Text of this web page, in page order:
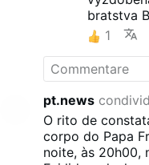
ihre
Blatt hat
die
Weiß,
Ich frage
ebenfalls
mit
bratstva
1
pt.news
O rito de
corpo do Papa
noite, às 20h00,